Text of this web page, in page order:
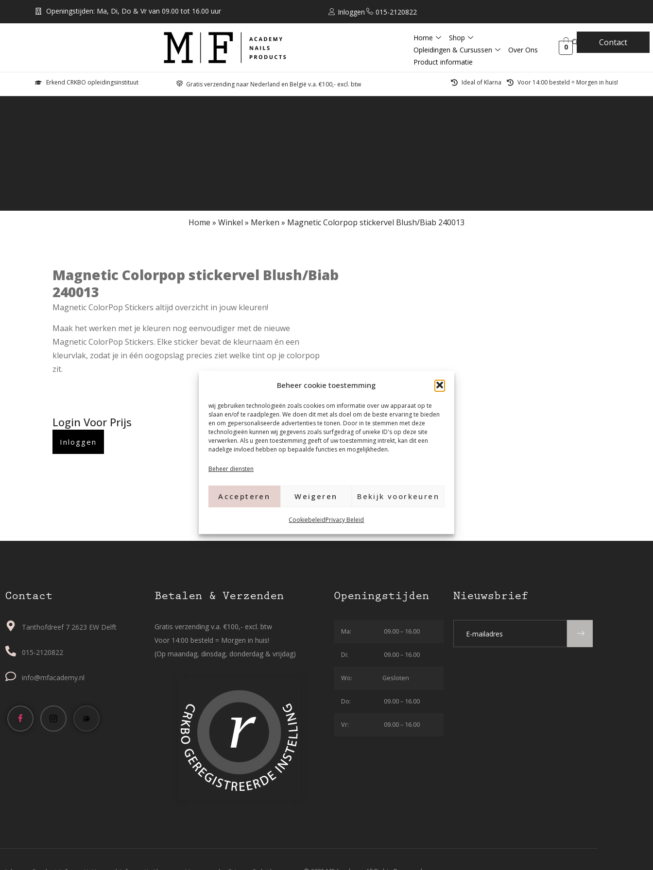
Beheer cookie toestemming
wij gebruiken technologieën zoals cookies om informatie over uw apparaat op te
slaan en/of te raadplegen. We doen dit met als doel om de beste ervaring te bieden
en om gepersonaliseerde advertenties te tonen. Door in te stemmen met deze
technologieën kunnen wij gegevens zoals surfgedrag of unieke ID's op deze site
verwerken. Als u geen toestemming geeft of uw toestemming intrekt, kan dit een
nadelige invloed hebben op bepaalde functies en mogelijkheden.
Beheer diensten
Accepteren Weigeren Bekijk voorkeuren
CookiebeleidPrivacy Beleid
Openingstijden: Ma, Di, Do & Vr van 09.00 tot 16.00 uur Inloggen 015-2120822
Home
Shop
Opleidingen & Cursussen
Over Ons
Product informatie
0 Contact
Erkend CRKBO opleidingsinstituut Gratis verzending naar Nederland en België v.a. €100,- excl. btw Ideal of Klarna Voor 14:00 besteld = Morgen in huis!
Home » Winkel » Merken » Magnetic Colorpop stickervel Blush/Biab 240013
Magnetic Colorpop stickervel Blush/Biab
240013
Magnetic ColorPop Stickers altijd overzicht in jouw kleuren!
Maak het werken met je kleuren nog eenvoudiger met de nieuwe
Magnetic ColorPop Stickers. Elke sticker bevat de kleurnaam én een
kleurvlak, zodat je in één oogopslag precies ziet welke tint op je colorpop
zit.
Login Voor Prijs
Inloggen
Contact
Tanthofdreef 7 2623 EW Delft
015-2120822
info@mfacademy.nl
Betalen & Verzenden
Gratis verzending v.a. €100,- excl. btw
Voor 14:00 besteld = Morgen in huis!
(Op maandag, dinsdag, donderdag & vrijdag)
Openingstijden
Ma: 09.00 – 16.00
Di: 09.00 – 16.00
Wo: Gesloten
Do: 09.00 – 16.00
Vr: 09.00 – 16.00
Nieuwsbrief